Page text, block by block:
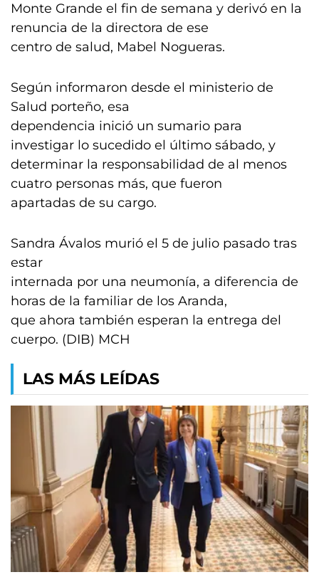
Monte Grande el fin de semana y derivó en la
renuncia de la directora de ese
centro de salud, Mabel Nogueras.
Según informaron desde el ministerio de
Salud porteño, esa
dependencia inició un sumario para
investigar lo sucedido el último sábado, y
determinar la responsabilidad de al menos
cuatro personas más, que fueron
apartadas de su cargo.
Sandra Ávalos murió el 5 de julio pasado tras
estar
internada por una neumonía, a diferencia de
horas de la familiar de los Aranda,
que ahora también esperan la entrega del
cuerpo. (DIB) MCH
LAS MÁS LEÍDAS